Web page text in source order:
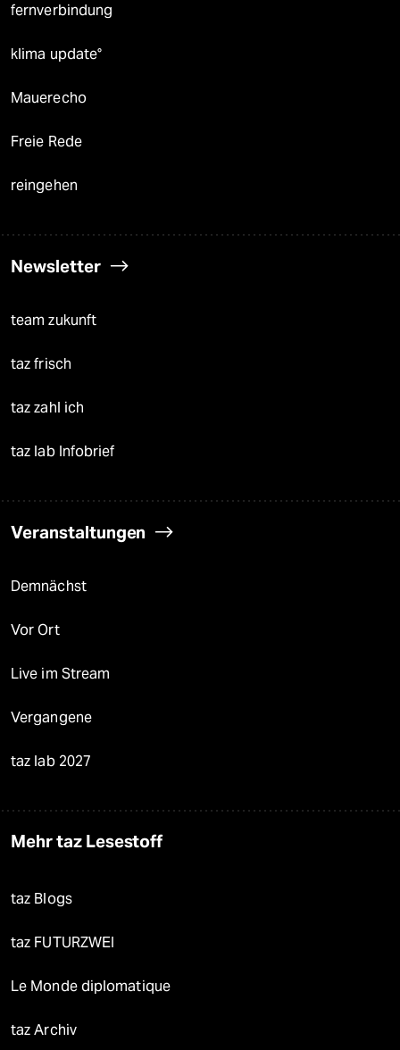
fernverbindung
klima update°
Mauerecho
Freie Rede
reingehen
Newsletter
team zukunft
taz frisch
taz zahl ich
taz lab Infobrief
Veranstaltungen
Demnächst
Vor Ort
Live im Stream
Vergangene
taz lab 2027
Mehr taz Lesestoff
taz Blogs
taz FUTURZWEI
Le Monde diplomatique
taz Archiv